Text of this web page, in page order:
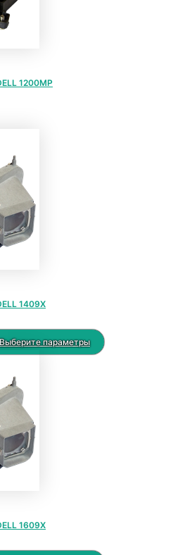
1200MP
1409X
₽
₽
Выберите параметры
Этот
1609X